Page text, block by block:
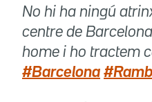
No hi ha ningú
centre de
home i ho tractem
#Barcelona